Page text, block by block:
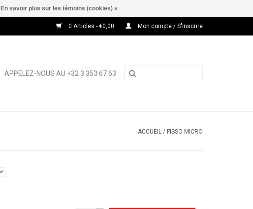
0 Articles - €0,00 Mon compte / S'inscrire
APPELEZ-NOUS AU +32 3 353 67 63
ACCUEIL / FISSO MICRO
En savoir plus sur les témoins (cookies) »